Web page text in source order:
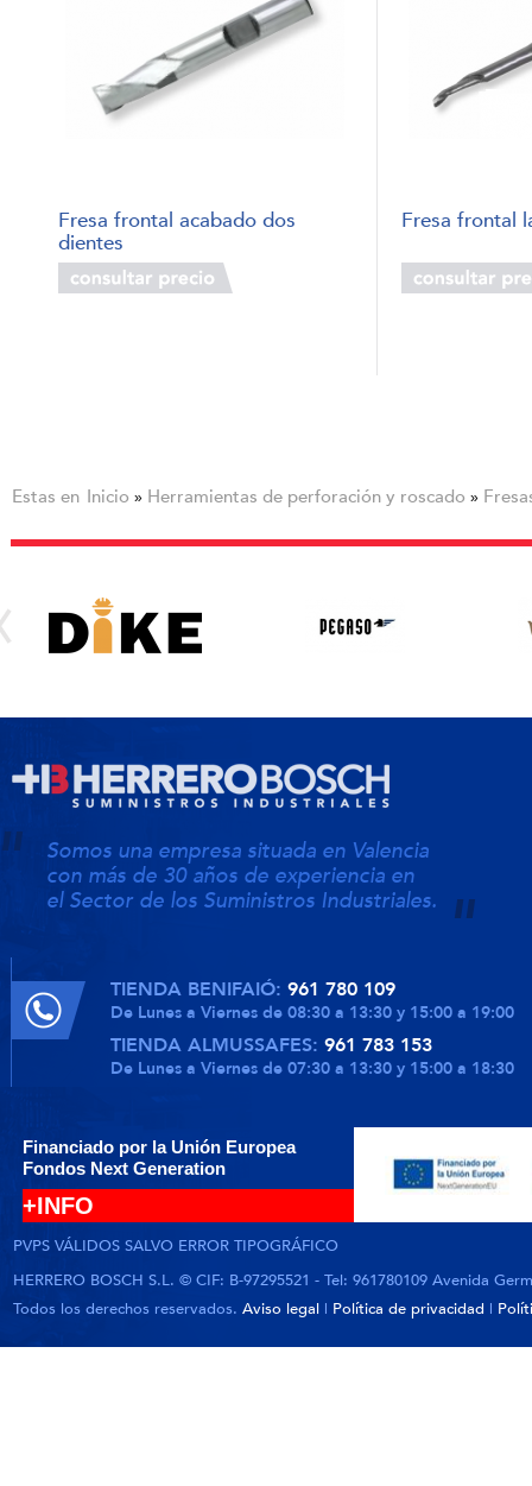
Fresa frontal acabado dos
dientes
Fresa frontal
Estas en Inicio » Herramientas de perforación y roscado »
Somos una empresa situada en Valencia
con más de 30 años de experiencia en
el Sector de los Suministros Industriales.
TIENDA BENIFAIÓ: 961 780 109
De Lunes a Viernes de 08:30 a 13:30 y 15:00 a 19:00
TIENDA ALMUSSAFES: 961 783 153
De Lunes a Viernes de 07:30 a 13:30 y 15:00 a 18:30
Financiado por la Unión Europea
Fondos Next Generation
+INFO
PVPS VÁLIDOS SALVO ERROR TIPOGRÁFICO
HERRERO BOSCH S.L. © CIF: B-97295521 - Tel: 961780109 Avenida
Todos los derechos reservados. Aviso legal | Política de privacidad |